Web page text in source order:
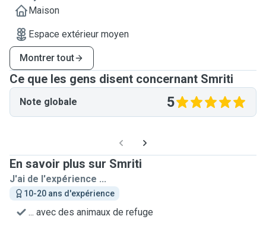
Maison
Espace extérieur moyen
Montrer tout
Ce que les gens disent concernant Smriti
Note globale 5
En savoir plus sur Smriti
J'ai de l'expérience ...
10-20 ans d'expérience
... avec des animaux de refuge